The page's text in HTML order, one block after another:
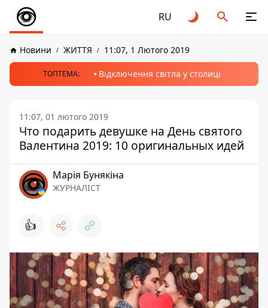
RU
Новини ЖИТТЯ 11:07, 1 Лютого 2019
ТОПТЕМА: Відключення світла у столиці
11:07, 01 лютого 2019
Что подарить девушке на День святого
Валентина 2019: 10 оригинальных идей
Марія Бунякіна
ЖУРНАЛІСТ
👍